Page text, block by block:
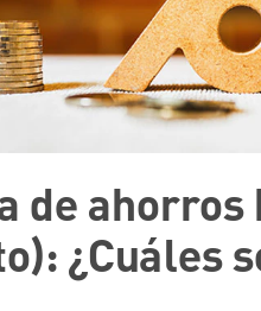
de
¿Cuáles